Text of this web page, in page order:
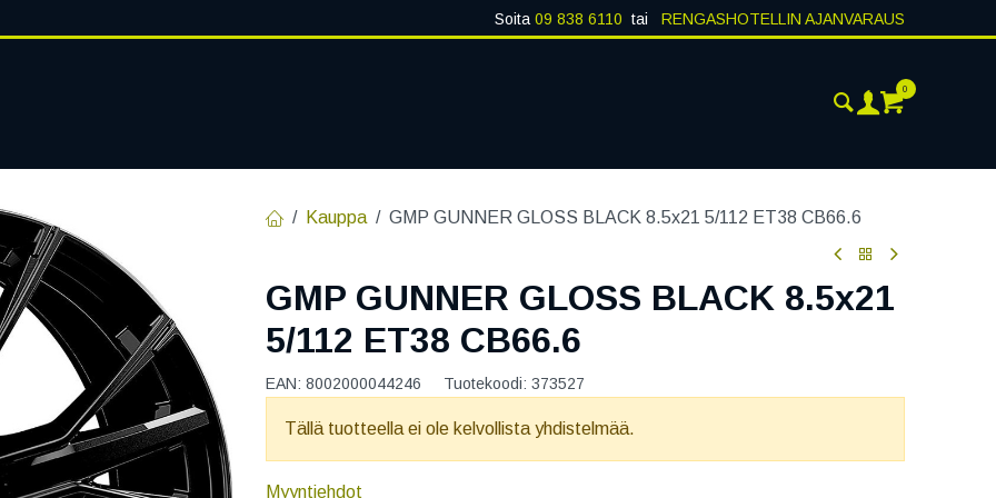
Soita 09 838 6110 tai RENGASHOTELLIN AJANVARAUS
0
Kauppa GMP GUNNER GLOSS BLACK 8.5x21 5/112 ET38 CB66.6
GMP GUNNER GLOSS BLACK 8.5x21
5/112 ET38 CB66.6
EAN: 8002000044246 Tuotekoodi: 373527
Tällä tuotteella ei ole kelvollista yhdistelmää.
Myyntiehdot